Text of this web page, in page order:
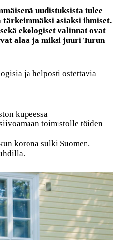
uudistuksista tulee
asiaksi ihmiset.
ekologiset valinnat ovat
alaa ja miksi juuri Turun
ja helposti ostettavia
kupeessa
toimistolle töiden
korona sulki Suomen.